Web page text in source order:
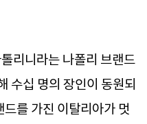
리니라는 나폴리 브랜드
수십 명의 장인이 동원되
를 가진 이탈리아가 멋